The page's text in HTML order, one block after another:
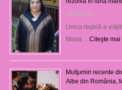
25/09/2025
Unica regină a
Maria … Citeşte mai
Mulţumiri recente
Albe din România,